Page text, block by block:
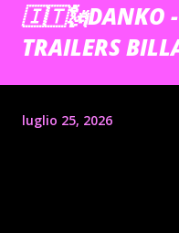
🇮🇹🗽DANKO
TRAILERS
luglio 25, 2026